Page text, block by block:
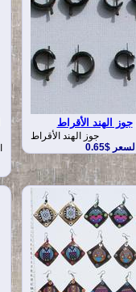
جوز الهند الأقراط
جوز الهند الأقراط
السعر $0.65